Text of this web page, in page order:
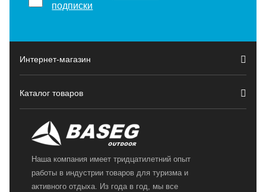
подписки
Интернет-магазин
Каталог товаров
Наша компания имеет тридцатилетний опыт
работы в индустрии товаров для туризма и
активного отдыха. Из года в год, мы все